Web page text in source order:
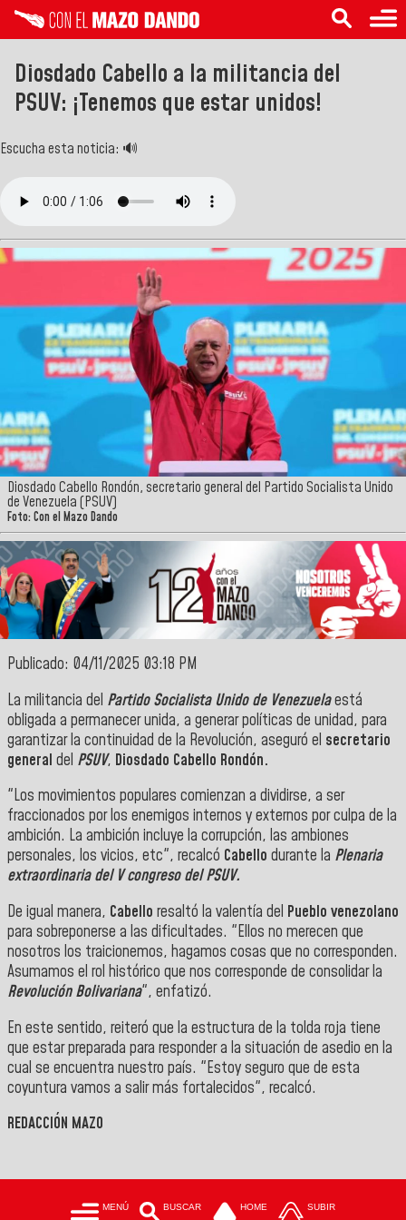
Diosdado Cabello a la militancia del
PSUV: ¡Tenemos que estar unidos!
Escucha esta noticia: 🔊
Diosdado Cabello Rondón, secretario general del Partido Socialista Unido
de Venezuela (PSUV)
Foto: Con el Mazo Dando
Publicado: 04/11/2025 03:18 PM
La militancia del Partido Socialista Unido de Venezuelaestá
obligada a permanecer unida, a generar políticas de unidad, para
garantizar la continuidad de la Revolución, aseguró el secretario
general del PSUV, Diosdado Cabello Rondón.
"Los movimientos populares comienzan a dividirse, a ser
fraccionados por los enemigos internos y externos por culpa de la
ambición. La ambición incluye la corrupción, las ambiones
personales, los vicios, etc", recalcó Cabello durante la Plenaria
extraordinaria del V congreso del PSUV.
De igual manera, Cabello resaltó la valentía del Pueblo venezolano
para sobreponerse a las dificultades. "Ellos no merecen que
nosotros los traicionemos, hagamos cosas que no corresponden.
Asumamos el rol histórico que nos corresponde de consolidar la
Revolución Bolivariana", enfatizó.
En este sentido, reiteró que la estructura de la tolda roja tiene
que estar preparada para responder a la situación de asedio en la
cual se encuentra nuestro país. "Estoy seguro que de esta
coyuntura vamos a salir más fortalecidos", recalcó.
REDACCIÓN MAZO
MENÚ BUSCAR HOME SUBIR